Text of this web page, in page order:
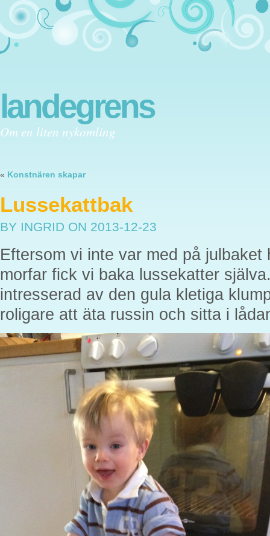
landegrens
Om en liten nykomling
« Konstnären skapar
Lussekattbak
BY INGRID ON 2013-12-23
Eftersom vi inte var med på julbaket
morfar fick vi baka lussekatter
intresserad av den gula kletiga
roligare att äta russin och sitta i